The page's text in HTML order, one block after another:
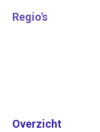
Regio's
Overzicht